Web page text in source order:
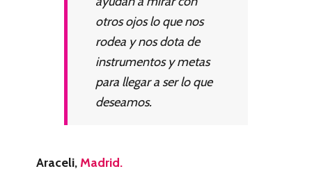
otros ojos lo que nos
rodea y nos dota de
instrumentos y metas
para llegar a ser lo que
deseamos.
Araceli,Madrid.